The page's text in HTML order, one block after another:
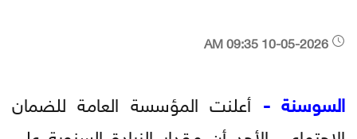
السوسنة - أعلنت المؤسسة العامة للضمان